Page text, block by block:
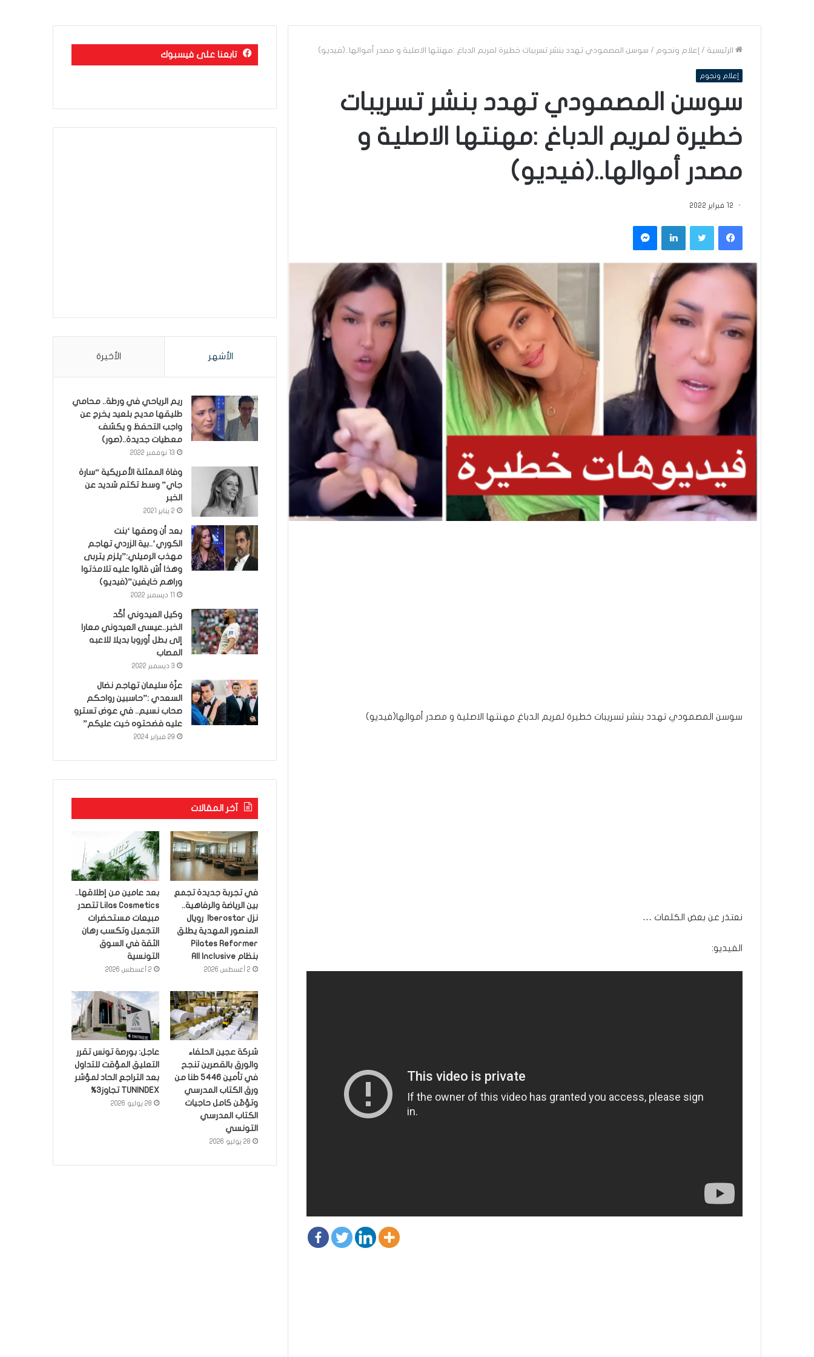
الرئيسية / إعلام ونجوم / سوسن المصمودي تهدد بنشر تسريبات خطيرة لمريم الدباغ :مهنتها الاصلية و مصدر أموالها..(فيديو)
إعلام ونجوم
سوسن المصمودي تهدد بنشر تسريبات
خطيرة لمريم الدباغ :مهنتها الاصلية و
مصدر أموالها..(فيديو)
12 فبراير 2022
فيسبوكتويتر لينكدإن ماسنجر
سوسن المصمودي تهدد بنشر تسريبات خطيرة لمريم الدباغ مهنتها الاصلية و مصدر أموالها(فيديو)
نعتذر عن بعض الكلمات …
الفيديو:
تابعنا على فيسبوك
الأشهر الأخيرة
ريم الرياحي في ورطة.. محامي
طليقها مديح بلعيد يخرج عن
واجب التحفظ و يكشف
معطيات جديدة..(صور)
13 نوفمبر 2022
وفاة الممثلة الأمريكية “سارة
جاي” وسط تكتم شديد عن
الخبر
2 يناير 2021
بعد أن وصفها ‘بنت
الكوري’..بية الزردي تهاجم
مهذب الرميلي:”يلزم يتربى
وهذا أش قالوا عليه تلامذتوا
وراهم خايفين”(فيديو)
وكيل العيدوني أكّد
الخبر..عيسى العيدوني معارا
إلى بطل أوروبا بديلا للاعبه
المصاب
3 ديسمبر 2022
عزّة سليمان تهاجم نضال
السعدي :”حاسبين رواحكم
صحاب نسيم.. في عوض تسترو
عليه فضحتوه خيت عليكم”
29 فبراير 2024
آخر المقالات
في تجربة جديدة تجمع
بين الرياضة والرفاهية..
نزل Iberostar رويال
المنصور المهدية يطلق
Pilates Reformer
بنظام All Inclusive
2 أغسطس 2026
بعد عامين من إطلاقها..
Lilas Cosmetics تتصدر
مبيعات مستحضرات
التجميل وتكسب رهان
الثقة في السوق
التونسية
2 أغسطس 2026
شركة عجين الحلفاء
والورق بالقصرين تنجح
في تأمين 5446 طنا من
ورق الكتاب المدرسي
وتؤمّن كامل حاجيات
الكتاب المدرسي
التونسي
28 يوليو 2026
عاجل: بورصة تونس تقرر
التعليق المؤقت للتداول
بعد التراجع الحاد لمؤشر
TUNINDEX تجاوز3%
28 يوليو 2026